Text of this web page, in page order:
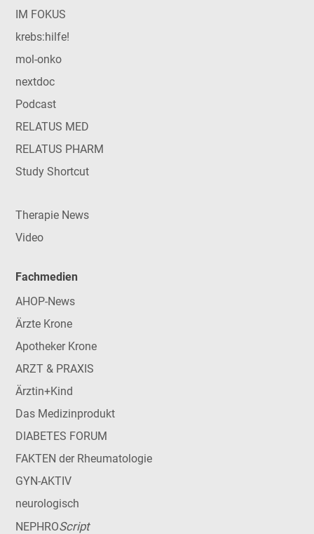
IM FOKUS
krebs:hilfe!
mol-onko
nextdoc
Podcast
RELATUS MED
RELATUS PHARM
Study Shortcut
Therapie News
Video
Fachmedien
AHOP-News
Ärzte Krone
Apotheker Krone
ARZT & PRAXIS
Ärztin+Kind
Das Medizinprodukt
DIABETES FORUM
FAKTEN der Rheumatologie
GYN-AKTIV
neurologisch
NEPHROScript